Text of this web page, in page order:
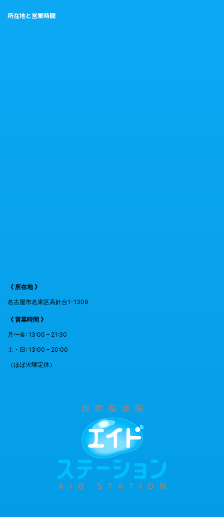
所在地と営業時間
《 所在地 》
名古屋市名東区高針台1-1309
《 営業時間 》
月〜金: 13:00 – 21:30
土・日: 13:00 – 20:00
（ほぼ火曜定休）